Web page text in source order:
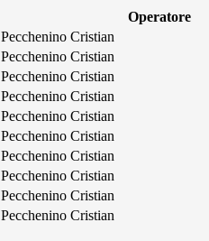
Operatore
Pecchenino Cristian
Pecchenino Cristian
Pecchenino Cristian
Pecchenino Cristian
Pecchenino Cristian
Pecchenino Cristian
Pecchenino Cristian
Pecchenino Cristian
Pecchenino Cristian
Pecchenino Cristian